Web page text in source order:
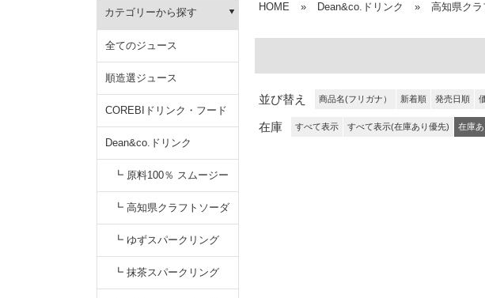
カテゴリーから探す
全てのジュース
順造選ジュース
COREBIドリンク・フード
Dean&co.ドリンク
┗ 原料100％ スムージー
（ミックスジュース）
┗ 高知県クラフトソーダ
┗ ゆずスパークリング
┗ 抹茶スパークリング
HOME » Dean&co.ドリンク » 高知県ク
並び替え 商品名(フリガナ） 新着順 発売日順
在庫 すべて表示 すべて表示(在庫あり優先) 在庫